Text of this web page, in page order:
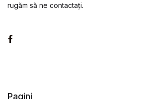
rugăm să ne contactați.
Pagini